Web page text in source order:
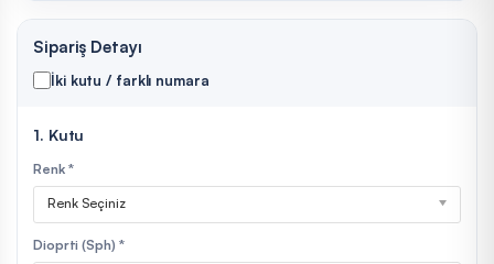
Sipariş Detayı
İki kutu / farklı numara
1. Kutu
Renk *
Renk Seçiniz
Dioprti (Sph) *